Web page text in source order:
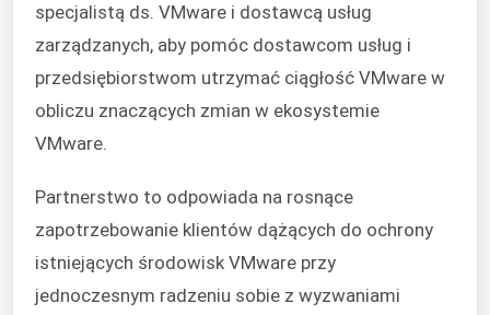
specjalistą ds. VMware i dostawcą usług
zarządzanych, aby pomóc dostawcom usług i
przedsiębiorstwom utrzymać ciągłość VMware w
obliczu znaczących zmian w ekosystemie
VMware.
Partnerstwo to odpowiada na rosnące
zapotrzebowanie klientów dążących do ochrony
istniejących środowisk VMware przy
jednoczesnym radzeniu sobie z wyzwaniami